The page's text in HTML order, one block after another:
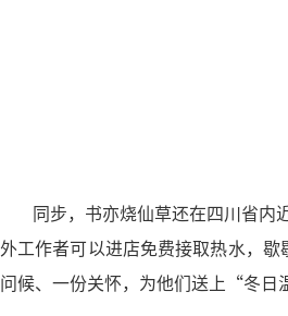
同步，书亦烧仙草还在四川省
外工作者可以进店免费接取热水，
问候、一份关怀，为他们送上“冬日